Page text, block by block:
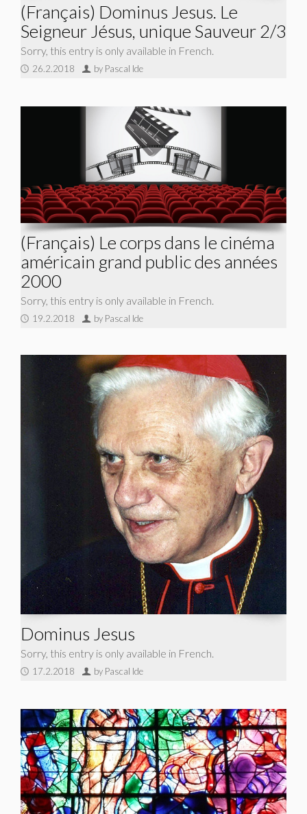
(Français) Dominus Jesus. Le
Seigneur Jésus, unique Sauveur 2/3
Sorry, this entry is only available in French.
26.2.2018 by Pascal Ide
(Français) Le corps dans le cinéma
américain grand public des années
2000
Sorry, this entry is only available in French.
19.2.2018 by Pascal Ide
Dominus Jesus
Sorry, this entry is only available in French.
17.2.2018 by Pascal Ide